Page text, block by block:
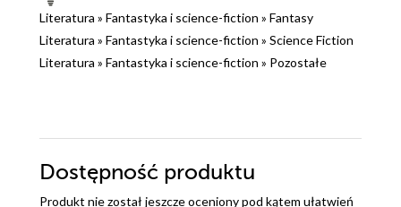
Literatura » Fantastyka i science-fiction » Fantasy
Literatura » Fantastyka i science-fiction » Science Fiction
Literatura » Fantastyka i science-fiction » Pozostałe
Dostępność produktu
Produkt nie został jeszcze oceniony pod kątem ułatwień